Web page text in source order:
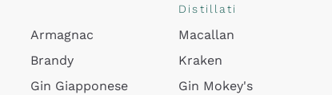
Armagnac
Brandy
Gin Giapponese
Distillati
Macallan
Kraken
Gin Mokey's